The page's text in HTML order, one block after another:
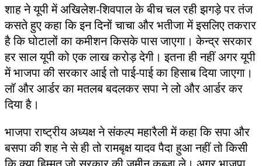
शाह ने यूपी में अखिलेश-शिवपाल के बीच चल रही झगड़े पर तंज
कसते हुए कहा कि इन दिनों चाचा और भतीजा में इसलिए तकरार
है कि घोटालों का कमीशन किसके पास जाएगा। केन्द्र सरकार
हर साल यूपी को एक लाख करोड़ देगी। इतना ही नहीं अगर यूपी
में भाजपा की सरकार आई तो पाई-पाई का हिसाब दिया जाएगा।
लॉ और आर्डर का मतलब बदलकर सपा ने लो और आर्डर कर
दिया है।
भाजपा राष्ट्रीय अध्यक्ष ने संकल्प महारैली में कहा कि सपा और
बसपा की शह ने से ही तो रामबृक्ष यादव पैदा हुआ नहीं तो किसी